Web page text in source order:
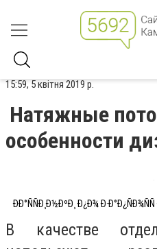
15:59, 5 квітня 2019 р.
Натяжные
особенности
ÐÐ°ÑÑÐ¸Ð½ÐºÐ¸ Ð¿Ð¾
В качестве